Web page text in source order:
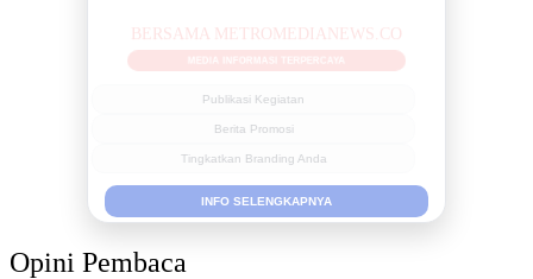
MEDIA INFORMASI TERPERCAYA
Publikasi Kegiatan
Berita Promosi
Tingkatkan Branding Anda
INFO SELENGKAPNYA
Opini Pembaca